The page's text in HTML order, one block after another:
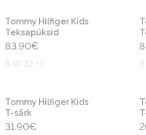
Tommy Hilfiger Kids
Teksapüksid
83.90€
8 10 12 +2 8
Tommy Hilfiger Kids
T-särk
31.90€